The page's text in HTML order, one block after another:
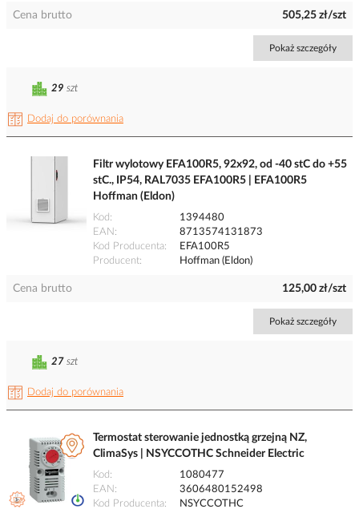
Cena brutto 505,25 zł/szt
Pokaż szczegóły
Dodaj do porównania
29 szt
Filtr wylotowy EFA100R5, 92x92, od -40 stC do +55
stC., IP54, RAL7035 EFA100R5 | EFA100R5
Hoffman (Eldon)
Kod
1394480
EAN
8713574131873
Kod Producenta
EFA100R5
Producent
Hoffman (Eldon)
Cena brutto 125,00 zł/szt
Pokaż szczegóły
Dodaj do porównania
27 szt
Termostat sterowanie jednostką grzejną NZ,
ClimaSys | NSYCCOTHC Schneider Electric
Kod
1080477
EAN
3606480152498
Kod Producenta
NSYCCOTHC